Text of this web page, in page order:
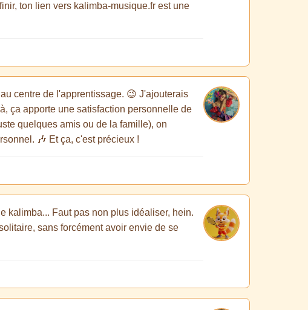
ton lien vers kalimba-musique.fr est une
centre de l'apprentissage. 😉 J'ajouterais
ça apporte une satisfaction personnelle de
quelques amis ou de la famille), on
🎶 Et ça, c'est précieux !
kalimba... Faut pas non plus idéaliser, hein.
sans forcément avoir envie de se